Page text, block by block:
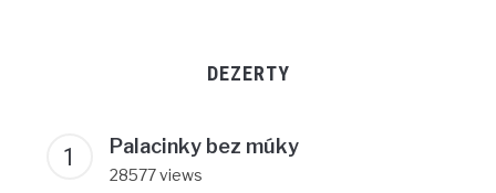
DEZERTY
Palacinky bez múky
28577 views